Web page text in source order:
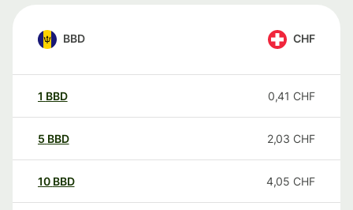
BBD CHF
1 BBD 0,41 CHF
5 BBD 2,03 CHF
10 BBD 4,05 CHF